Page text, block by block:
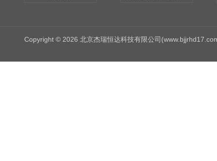
Copyright © 2026 北京杰瑞恒达科技有限公司